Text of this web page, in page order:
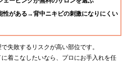
性がある→背中ニキビの刺激になりにくい
失敗するリスクが高い部位です。
着こなしたいなら、プロにお手入れを任